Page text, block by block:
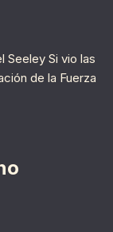
Seeley Si vio las
de la Fuerza